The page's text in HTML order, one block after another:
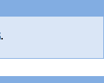
.